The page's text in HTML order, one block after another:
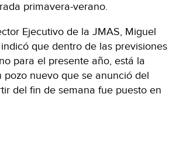
primavera-verano.
Ejecutivo de la JMAS, Miguel
que dentro de las previsiones
para el presente año, está la
pozo nuevo que se anunció del
del fin de semana fue puesto en